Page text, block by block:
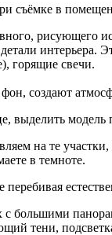
съёмке в
рисующего
горящие свечи.
создают
выделить модель
на те
в темноте.
с большими
тени,